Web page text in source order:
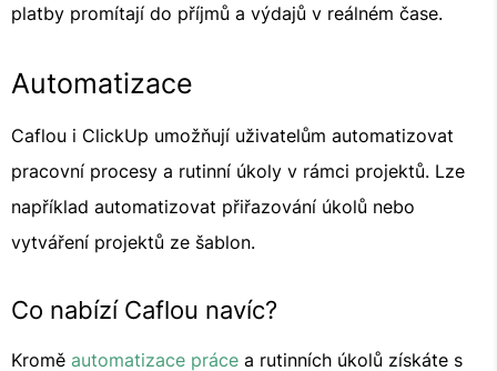
platby promítají do příjmů a výdajů v reálném čase.
Automatizace
Caflou i ClickUp umožňují uživatelům automatizovat
pracovní procesy a rutinní úkoly v rámci projektů. Lze
například automatizovat přiřazování úkolů nebo
vytváření projektů ze šablon.
Co nabízí Caflou navíc?
Kromě automatizace práce a rutinních úkolů získáte s